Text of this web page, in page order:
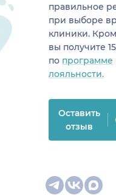
правильное
при выборе
клиники.
вы получите
по программе
лояльности.
Оставить
отзыв